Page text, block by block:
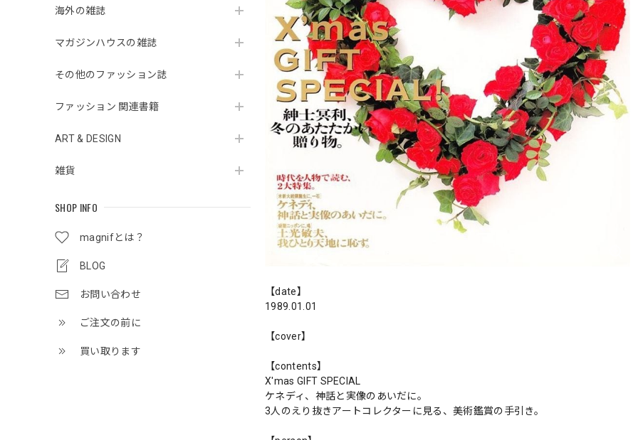
海外の雑誌
マガジンハウスの雑誌
その他のファッション誌
ファッション 関連書籍
ART & DESIGN
雑貨
SHOP INFO
magnifとは？
BLOG
お問い合わせ
ご注文の前に
買い取ります
【date】
1989.01.01
【cover】
【contents】
X'mas GIFT SPECIAL
ケネディ、神話と実像のあいだに。
3人のえり抜きアートコレクターに見る、美術鑑賞の手引き。